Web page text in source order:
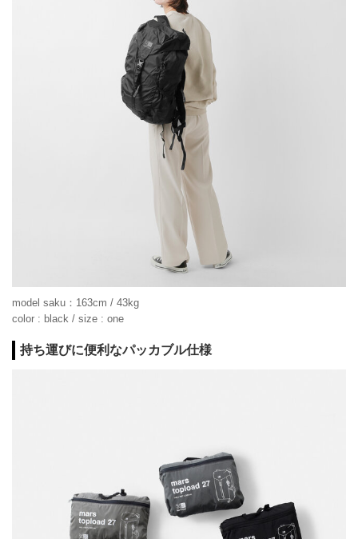
model saku：163cm / 43kg
color : black / size : one
持ち運びに便利なパッカブル仕様